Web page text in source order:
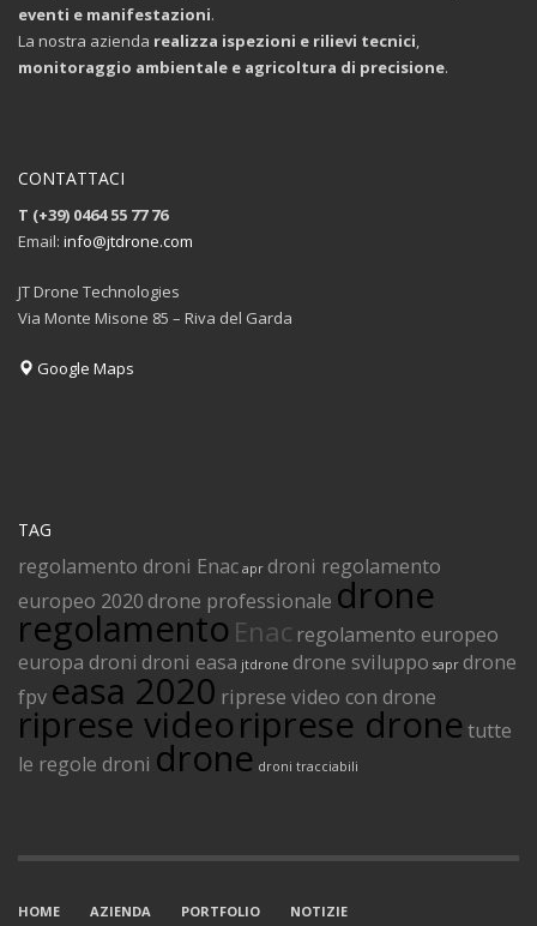
eventi e manifestazioni.
La nostra azienda realizza ispezioni e rilievi tecnici,
monitoraggio ambientale e agricoltura di precisione.
CONTATTACI
T (+39) 0464 55 77 76
Email: info@jtdrone.com
JT Drone Technologies
Via Monte Misone 85 – Riva del Garda
Google Maps
TAG
regolamento droni Enac apr droni regolamento
europeo 2020drone professionale drone
regolamento Enac regolamento europeo
europa droni droni easa jtdrone drone sviluppo sapr drone
fpv easa 2020 riprese video con drone
riprese videoriprese drone tutte
le regole droni drone droni tracciabili
HOME AZIENDA PORTFOLIO NOTIZIE